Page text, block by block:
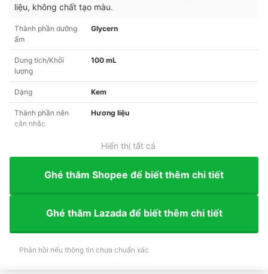
liệu, không chất tạo màu.
Thành phần dưỡng
ẩm
Glycern
Dung tích/Khối
lượng
100 mL
Dạng Kem
Thành phần nên
cân nhắc
Hương liệu
Hiển thị tất cả
Ghé thăm Shopee để biết thêm chi tiết
Ghé thăm Lazada để biết thêm chi tiết
Phản hồi nếu thông tin chưa chuẩn xác